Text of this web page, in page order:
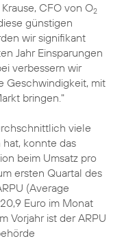
CFO von O2
günstigen
wir signifikant
Jahr Einsparungen
verbessern wir
Geschwindigkeit, mit
bringen."
viele
konnte das
beim Umsatz pro
ersten Quartal des
(Average
Euro im Monat
Vorjahr ist der ARPU